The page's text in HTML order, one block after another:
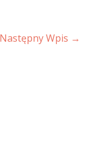
Następny Wpis →